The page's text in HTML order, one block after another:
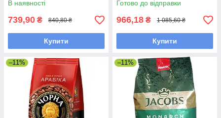
В наявності
739,90 ₴ 840,80 ₴
Купити
Готово до відправки
966,18 ₴ 1 085,60 ₴
Купити
–11% –11%